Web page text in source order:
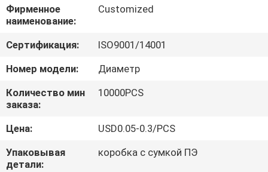
ПУТЕШЕСТВИЕ
ФАБРИКИ
ПРОВЕРКА
КАЧЕСТВА
СВЯЖИТЕСЬ
МЫ
Фирменное
наименование:
Customized
Сертификация:
ISO9001/14001
Номер модели:
Диаметр
Количество мин
заказа:
10000PCS
Цена:
USD0.05-0.3/PCS
Упаковывая
детали:
коробка с сумкой ПЭ